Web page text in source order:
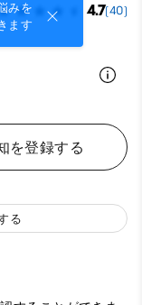
みを
ます
4.7(40)
を登録する
る